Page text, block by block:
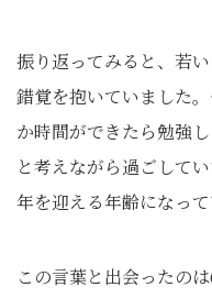
振り返ってみると、若
錯覚を抱いていました
か時間ができたら勉強
と考えながら過ごして
年を迎える年齢になって
この言葉と出会ったの